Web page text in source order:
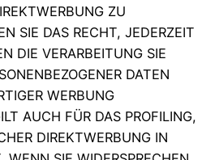
ZU
SIE DAS RECHT, JEDERZEIT
DIE VERARBEITUNG SIE
DATEN
WERBUNG
AUCH FÜR DAS PROFILING,
DIREKTWERBUNG IN